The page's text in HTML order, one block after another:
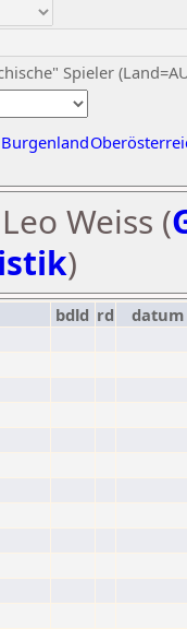
Spieler
Burgenland
Weiss (
)
bdld rd
datum